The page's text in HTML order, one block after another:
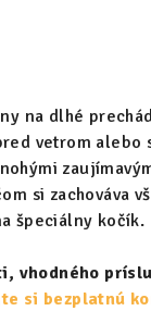
na dlhé
vetrom alebo
si zachováva
špeciálny kočík.
vhodného
si bezplatnú